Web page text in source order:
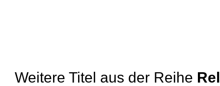
Weitere Titel aus der Reihe